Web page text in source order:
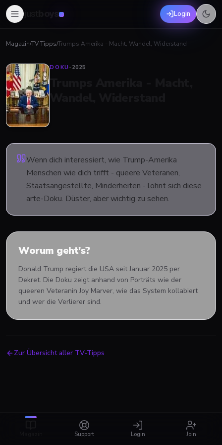
boys Login
Magazin/TV-Tipps/Trumps Amerika - Macht, Wandel, Widerstand
DOKU· 2025
Wenn dich interessiert, wie Trump-Amerika
Menschen wie dich trifft - queere Veteranen,
Staatsangestellte, Minderheiten - lohnt sich diese
arte-Doku. Düster, aber wichtig zu sehen.
Worum geht's?
Donald Trump regiert die USA seit Januar 2025 per
Dekret. Die Doku zeigt anhand von Porträts wie der
queeren Veteranin Joy Marver, wie das System kollabiert
und wer die Verlierer sind.
Zur Übersicht aller TV-Tipps
Support Login Join